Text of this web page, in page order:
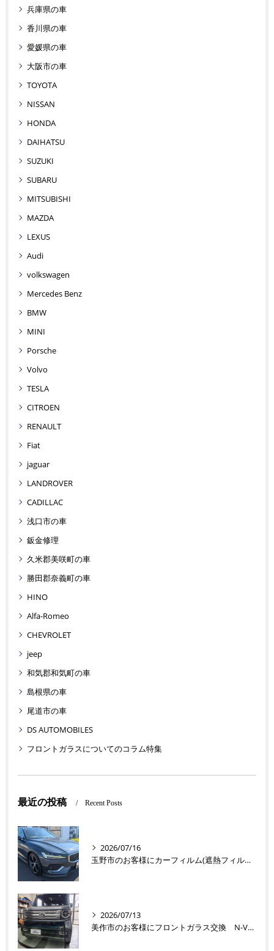
兵庫県の車
香川県の車
愛媛県の車
大阪市の車
TOYOTA
NISSAN
HONDA
DAIHATSU
SUZUKI
SUBARU
MITSUBISHI
MAZDA
LEXUS
Audi
volkswagen
Mercedes Benz
BMW
MINI
Porsche
Volvo
TESLA
CITROEN
RENAULT
Fiat
jaguar
LANDROVER
CADILLAC
浅口市の車
鈑金修理
久米郡美咲町の車
勝田郡奈義町の車
HINO
Alfa-Romeo
CHEVROLET
jeep
和気郡和気町の車
島根県の車
尾道市の車
DS AUTOMOBILES
フロントガラスについてのコラム特集
最近の投稿 Recent Posts
2026/07/16
玉野市のお客様にカーフィルム(遮熱フィルム) V60【nexus株式会社】
2026/07/13
美作市のお客様にフロントガラス交換 N-VAN【nexus株式会社】